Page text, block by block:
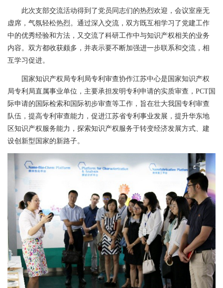
此次支部交流活动得到了党员同志们的热烈欢迎，会议室座无
虚席，气氛轻松热烈。通过深入交流，双方既互相学习了党建工作
中的优秀经验和方法，又交流了科研工作中与知识产权相关的业务
内容。双方都收获颇多，并表示要不断加强进一步联系和交流，相
互学习促进。
国家知识产权局专利局专利审查协作江苏中心是国家知识产权
局专利局直属事业单位，主要承担发明专利申请的实质审查， PCT 国
际申请的国际检索和国际初步审查等工作，旨在壮大我国专利审查
队伍，提高专利审查能力，促进江苏省专利事业发展，提升华东地
区知识产权服务能力，探索知识产权服务于转变经济发展方式、建
设创新型国家的新路子。